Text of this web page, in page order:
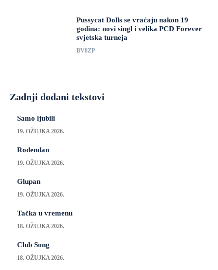
Pussycat Dolls se vraćaju nakon 19
godina: novi singl i velika PCD Forever
svjetska turneja
BV8ZP
Zadnji dodani tekstovi
Samo ljubili
19. OŽUJKA 2026.
Rođendan
19. OŽUJKA 2026.
Glupan
19. OŽUJKA 2026.
Tačka u vremenu
18. OŽUJKA 2026.
Club Song
18. OŽUJKA 2026.